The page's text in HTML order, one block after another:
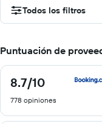
Todos los filtros
Puntuación de
8.7/10
8.7
10
778 opiniones